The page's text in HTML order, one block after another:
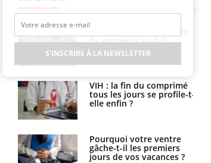
de dormir la nuit ?
VIH : la fin du comprimé
tous les jours se profile-t-
elle enfin ?
Pourquoi votre ventre
gâche-t-il les premiers
jours de vos vacances ?
S'INSCRIRE À LA NEWSLETTER